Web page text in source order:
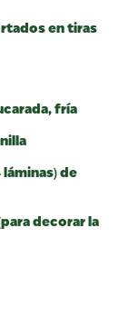
en tiras
fría
de
decorar la